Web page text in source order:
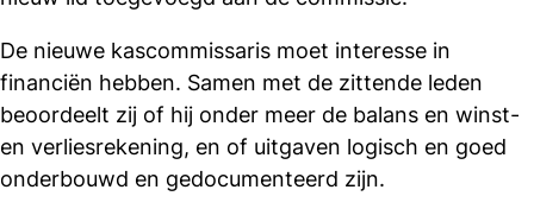
De nieuwe kascommissaris moet interesse in
financiën hebben. Samen met de zittende leden
beoordeelt zij of hij onder meer de balans en winst-
en verliesrekening, en of uitgaven logisch en goed
onderbouwd en gedocumenteerd zijn.